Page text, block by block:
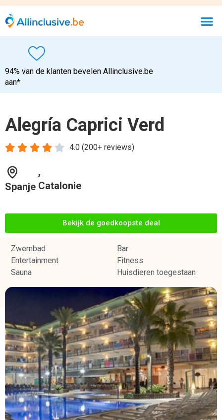
94% van de klanten bevelen Allinclusive.be
aan*
Alegría Caprici Verd
4.0 (200+ reviews)
    
Spanje
,
Catalonie
Bekijk de goedkoopste deal
Zwembad
Bar
Entertainment
Fitness
Sauna
Huisdieren toegestaan